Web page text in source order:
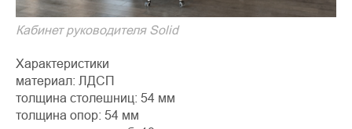
Кабинет руководителя Solid
Характеристики
материал: ЛДСП
толщина столешниц: 54 мм
толщина опор: 54 мм